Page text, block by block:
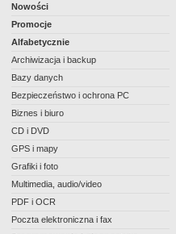
Nowości
Promocje
Alfabetycznie
Archiwizacja i backup
Bazy danych
Bezpieczeństwo i ochrona PC
Biznes i biuro
CD i DVD
GPS i mapy
Grafiki i foto
Multimedia, audio/video
PDF i OCR
Poczta elektroniczna i fax